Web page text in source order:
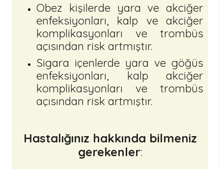
Obez kişilerde yara ve akciğer
enfeksiyonları, kalp ve akciğer
komplikasyonları ve trombüs
açısından risk artmıştır.
Sigara içenlerde yara ve göğüs
enfeksiyonları, kalp akciğer
komplikasyonları ve trombüs
açısından risk artmıştır.
Hastalığınız hakkında bilmeniz
gerekenler: